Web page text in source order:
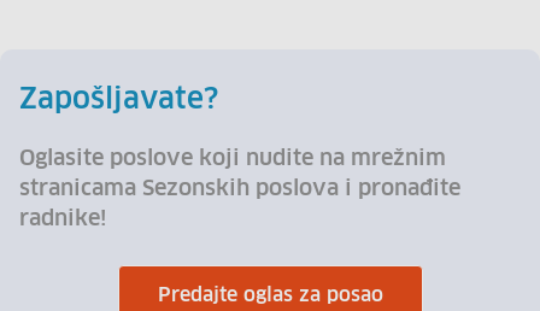
Zapošljavate?
Oglasite poslove koji nudite na mrežnim
stranicama Sezonskih poslova i pronađite
radnike!
Predajte oglas za posao